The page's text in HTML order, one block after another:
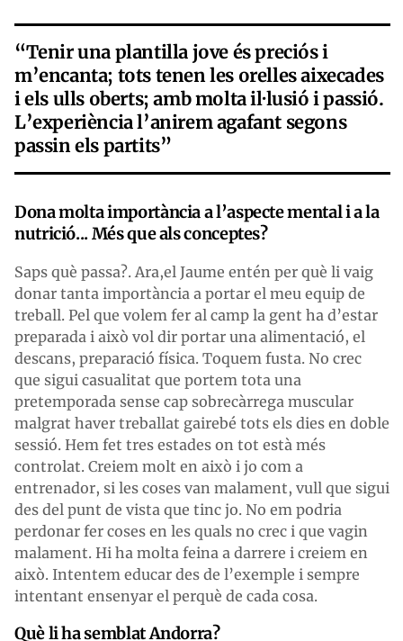
“Tenir una plantilla jove és preciós i
m’encanta; tots tenen les orelles aixecades
i els ulls oberts; amb molta il·lusió i passió.
L’experiència l’anirem agafant segons
passin els partits”
Dona molta importància a l’aspecte mental i a la
nutrició... Més que als conceptes?
Saps què passa?. Ara,el Jaume entén per què li vaig
donar tanta importància a portar el meu equip de
treball. Pel que volem fer al camp la gent ha d’estar
preparada i això vol dir portar una alimentació, el
descans, preparació física. Toquem fusta. No crec
que sigui casualitat que portem tota una
pretemporada sense cap sobrecàrrega muscular
malgrat haver treballat gairebé tots els dies en doble
sessió. Hem fet tres estades on tot està més
controlat. Creiem molt en això i jo com a
entrenador, si les coses van malament, vull que sigui
des del punt de vista que tinc jo. No em podria
perdonar fer coses en les quals no crec i que vagin
malament. Hi ha molta feina a darrere i creiem en
això. Intentem educar des de l’exemple i sempre
intentant ensenyar el perquè de cada cosa.
Què li ha semblat Andorra?